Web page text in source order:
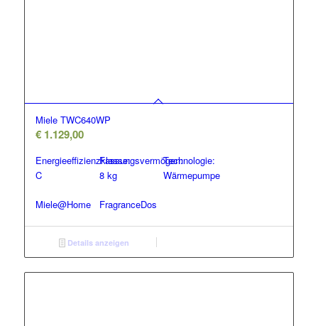
Miele TWC640WP
€1.129,00
Energieeffizienzklasse:
C
Fassungsvermögen:
8 kg
Technologie:
Wärmepumpe
Miele@Home FragranceDos
Details anzeigen